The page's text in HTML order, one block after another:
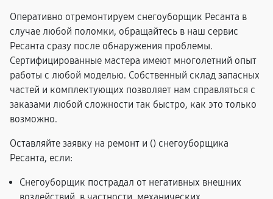
Оперативно отремонтируем снегоуборщик Ресанта в
случае любой поломки, обращайтесь в наш сервис
Ресанта сразу после обнаружения проблемы.
Сертифицированные мастера имеют многолетний опыт
работы с любой моделью. Собственный склад запасных
частей и комплектующих позволяет нам справляться с
заказами любой сложности так быстро, как это только
возможно.
Оставляйте заявку на ремонт и () снегоуборщика
Ресанта, если:
Снегоуборщик пострадал от негативных внешних